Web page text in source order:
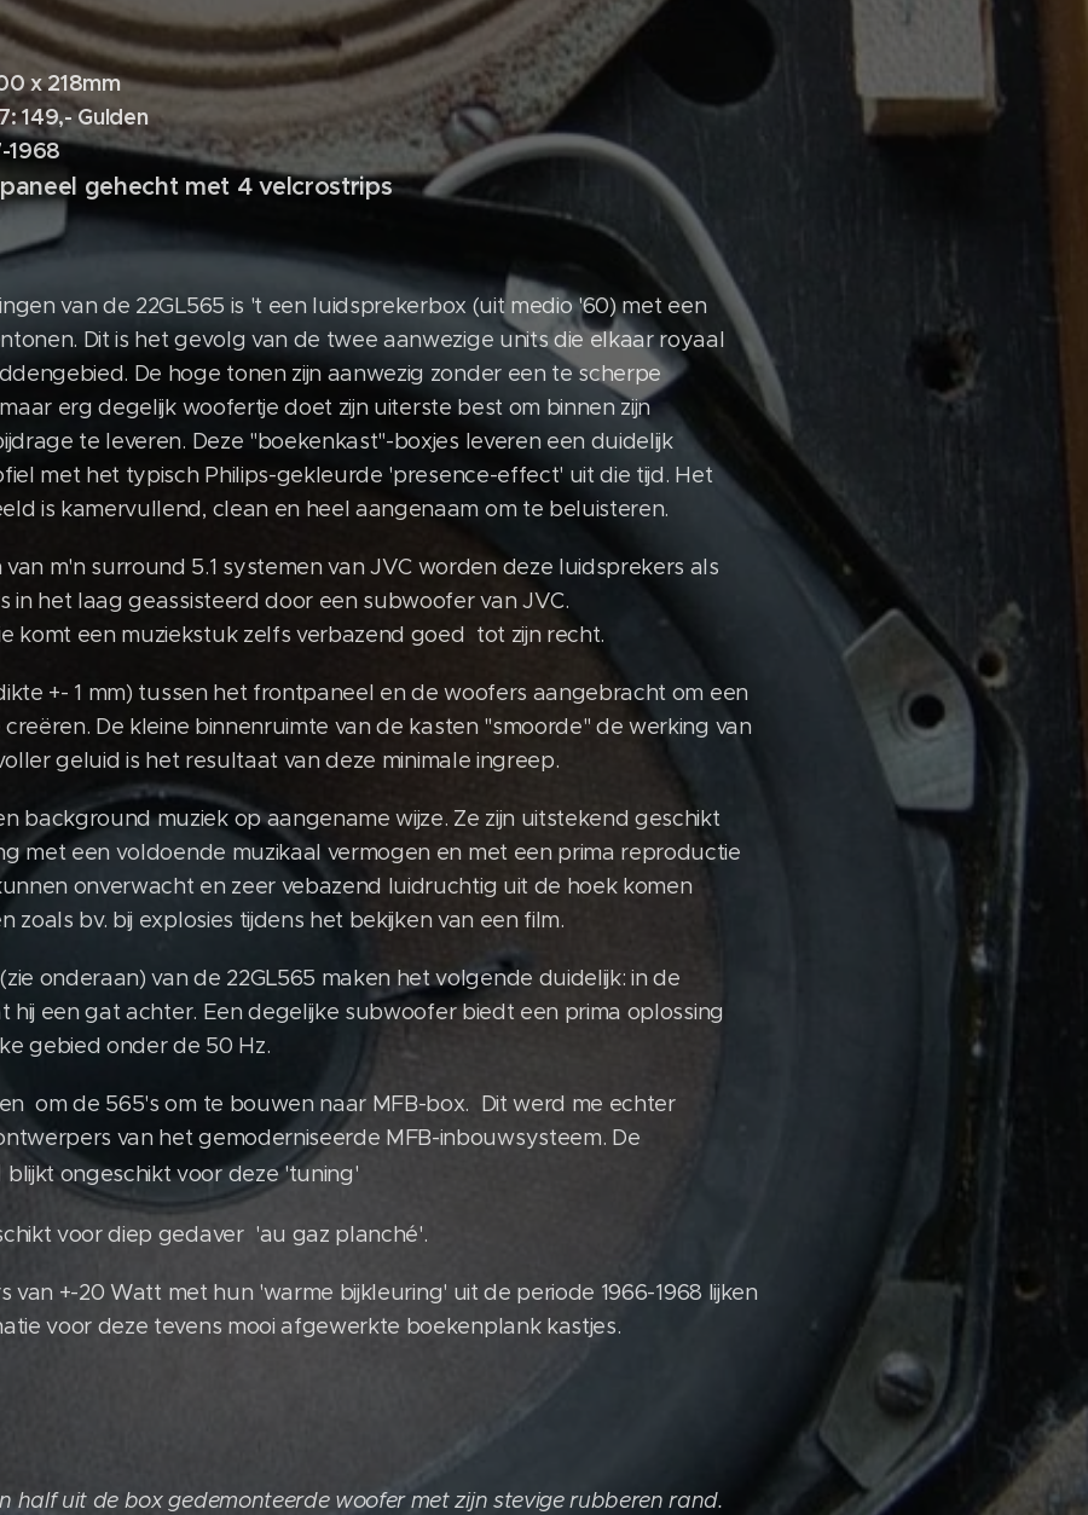
x 218mm
149,- Gulden
1968
gehecht met 4 velcrostrips
van de 22GL565 is 't een luidsprekerbox (uit medio '60) met een
Dit is het gevolg van de twee aanwezige units die elkaar royaal
De hoge tonen zijn aanwezig zonder een te scherpe
erg degelijk woofertje doet zijn uiterste best om binnen zijn
te leveren. Deze "boekenkast"-boxjes leveren een duidelijk
met het typisch Philips-gekleurde 'presence-effect' uit die tijd. Het
is kamervullend, clean en heel aangenaam om te beluisteren.
m'n surround 5.1 systemen van JVC worden deze luidsprekers als
in het laag geassisteerd door een subwoofer van JVC.
komt een muziekstuk zelfs verbazend goed tot zijn recht.
+- 1 mm) tussen het frontpaneel en de woofers aangebracht om een
De kleine binnenruimte van de kasten "smoorde" de werking van
geluid is het resultaat van deze minimale ingreep.
background muziek op aangename wijze. Ze zijn uitstekend geschikt
met een voldoende muzikaal vermogen en met een prima reproductie
onverwacht en zeer vebazend luidruchtig uit de hoek komen
zoals bv. bij explosies tijdens het bekijken van een film.
onderaan) van de 22GL565 maken het volgende duidelijk: in de
hij een gat achter. Een degelijke subwoofer biedt een prima oplossing
gebied onder de 50 Hz.
om de 565's om te bouwen naar MFB-box. Dit werd me echter
van het gemoderniseerde MFB-inbouwsysteem. De
blijkt ongeschikt voor deze 'tuning'
voor diep gedaver 'au gaz planché'.
van +-20 Watt met hun 'warme bijkleuring' uit de periode 1966-1968 lijken
voor deze tevens mooi afgewerkte boekenplank kastjes.
half uit de box gedemonteerde woofer met zijn stevige rubberen rand.